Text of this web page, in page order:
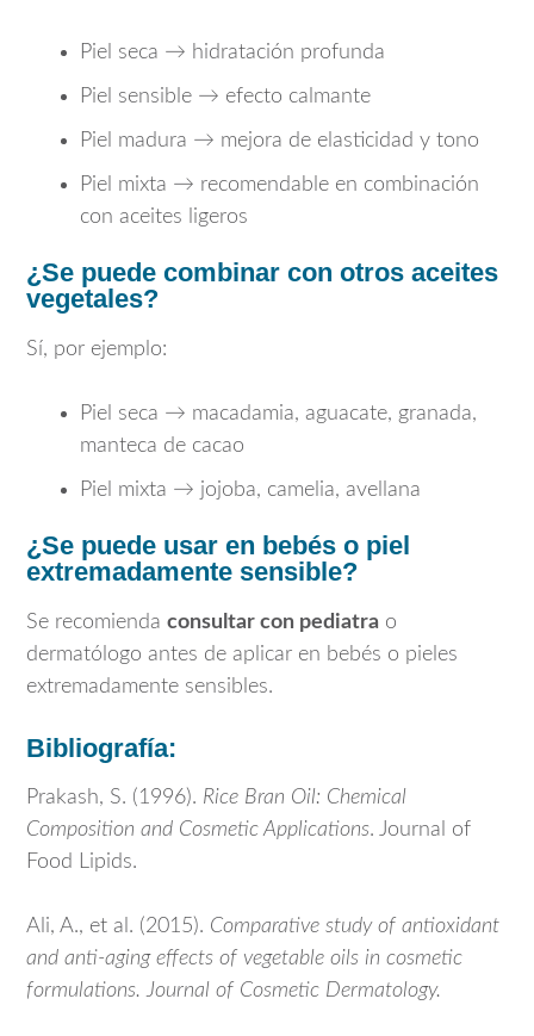
Piel seca → hidratación profunda
Piel sensible → efecto calmante
Piel madura → mejora de elasticidad y tono
Piel mixta → recomendable en combinación
con aceites ligeros
¿Se puede combinar con otros aceites
vegetales?
Sí, por ejemplo:
Piel seca → macadamia, aguacate, granada,
manteca de cacao
Piel mixta → jojoba, camelia, avellana
¿Se puede usar en bebés o piel
extremadamente sensible?
Se recomienda consultar con pediatra o
dermatólogo antes de aplicar en bebés o pieles
extremadamente sensibles.
Bibliografía:
Prakash, S. (1996). Rice Bran Oil: Chemical
Composition and Cosmetic Applications. Journal of
Food Lipids.
Ali, A., et al. (2015). Comparative study of antioxidant
and anti-aging effects of vegetable oils in cosmetic
formulations. Journal of Cosmetic Dermatology.